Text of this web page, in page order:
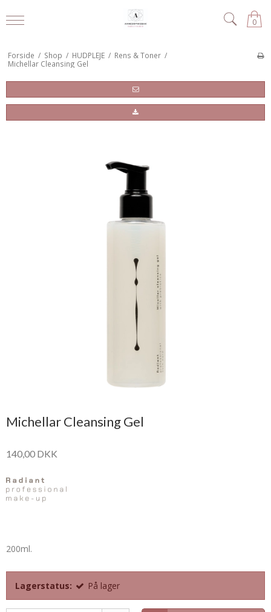
0
Forside / Shop / HUDPLEJE / Rens & Toner /
Michellar Cleansing Gel
Michellar Cleansing Gel
140,00 DKK
200ml.
Lagerstatus: På lager